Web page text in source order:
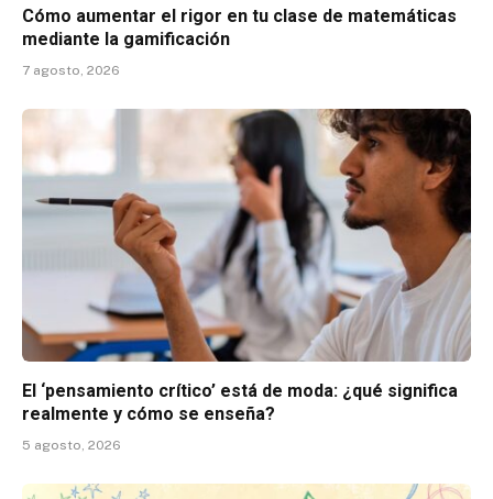
Cómo aumentar el rigor en tu clase de matemáticas
mediante la gamificación
7 agosto, 2026
El ‘pensamiento crítico’ está de moda: ¿qué significa
realmente y cómo se enseña?
5 agosto, 2026